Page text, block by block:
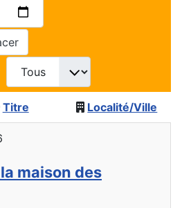
Titre Localité/Ville
maison des